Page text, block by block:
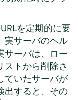
を定期的に要
実サーバのヘル
サーバは、ロー
ストから削除さ
ていたサーバが
出すると、その